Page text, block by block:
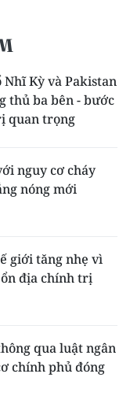
Kỳ và Pakistan
thủ ba bên - bước
quan trọng
nguy cơ cháy
nóng mới
giới tăng nhẹ vì
địa chính trị
qua luật ngân
chính phủ đóng